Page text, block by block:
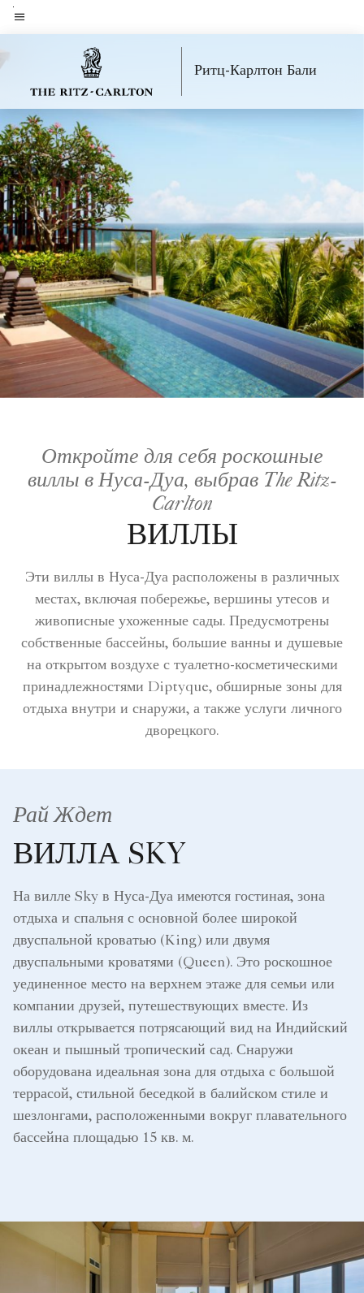
Skip
toТекст меню
Ритц-Карлтон Бали
Откройте для себя роскошные
виллы в Нуса-Дуа, выбрав The Ritz-
Carlton
ВИЛЛЫ
Эти виллы в Нуса-Дуа расположены в различных
местах, включая побережье, вершины утесов и
живописные ухоженные сады. Предусмотрены
собственные бассейны, большие ванны и душевые
на открытом воздухе с туалетно-косметическими
принадлежностями Diptyque, обширные зоны для
отдыха внутри и снаружи, а также услуги личного
дворецкого.
Рай Ждет
ВИЛЛА SKY
На вилле Sky в Нуса-Дуа имеются гостиная, зона
отдыха и спальня с основной более широкой
двуспальной кроватью (King) или двумя
двуспальными кроватями (Queen). Это роскошное
уединенное место на верхнем этаже для семьи или
компании друзей, путешествующих вместе. Из
виллы открывается потрясающий вид на Индийский
океан и пышный тропический сад. Снаружи
оборудована идеальная зона для отдыха с большой
террасой, стильной беседкой в балийском стиле и
шезлонгами, расположенными вокруг плавательного
бассейна площадью 15 кв. м.